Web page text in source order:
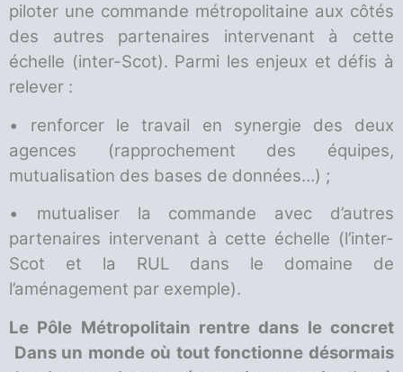
piloter une commande métropolitaine aux côtés
des autres partenaires intervenant à cette
échelle (inter-Scot). Parmi les enjeux et défis à
relever :
• renforcer le travail en synergie des deux
agences (rapprochement des équipes,
mutualisation des bases de données…) ;
• mutualiser la commande avec d’autres
partenaires intervenant à cette échelle (l’inter-
Scot et la RUL dans le domaine de
l’aménagement par exemple).
Le Pôle Métropolitain rentre dans le concret
Dans un monde où tout fonctionne désormais